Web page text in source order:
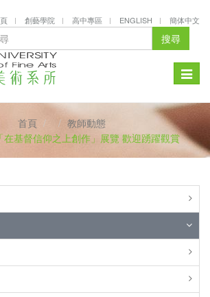
創藝學院 高中專區 ENGLISH 簡体中文
搜尋
Toggle
首頁
教師動態
在基督信仰之上創作」展覽 歡迎踴躍觀賞